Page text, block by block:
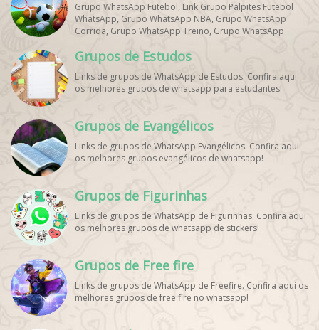
Grupo WhatsApp Futebol, Link Grupo Palpites Futebol
WhatsApp, Grupo WhatsApp NBA, Grupo WhatsApp
Corrida, Grupo WhatsApp Treino, Grupo WhatsApp
WhatsApp, Grupo de Torcedores [Nome do Time]
WhatsApp, Link de Grupos de Esporte Grátis, Grupo
WhatsApp Dicas de Treino, Grupo WhatsApp Futebol Ao
Vivo. Grupo WhatsApp Esporte, Grupos de Esporte
WhatsApp Esporte, Grupo WhatsApp Futebol, Link Grupo
Palpites Futebol WhatsApp, Grupo WhatsApp NBA,
Grupos de Estudos
Links de grupos de WhatsApp de Estudos. Confira aqui
os melhores grupos de whatsapp para estudantes!
Grupos de Evangélicos
Links de grupos de WhatsApp Evangélicos. Confira aqui
os melhores grupos evangélicos de whatsapp!
Grupos de Figurinhas
Links de grupos de WhatsApp de Figurinhas. Confira aqui
os melhores grupos de whatsapp de stickers!
Grupos de Free fire
Links de grupos de WhatsApp de Freefire. Confira aqui os
melhores grupos de free fire no whatsapp!